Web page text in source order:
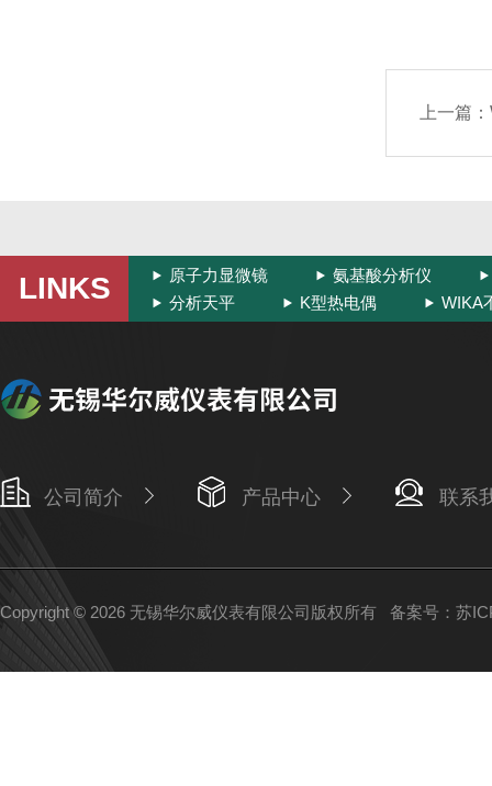
上一篇：
LINKS 原子力显微镜
氨基酸分析仪
分析天平
K型热电偶 WIKA
公司简介 产品中心 联系
Copyright © 2026 无锡华尔威仪表有限公司版权所有 备案号：苏